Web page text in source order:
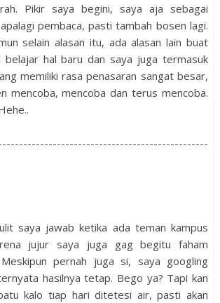
Pikir saya begini, saya aja sebagai
pembaca, pasti tambah bosen lagi.
selain alasan itu, ada alasan lain buat
belajar hal baru dan saya juga termasuk
memiliki rasa penasaran sangat besar,
mencoba, mencoba dan terus mencoba.
saya jawab ketika ada teman kampus
jujur saya juga gag begitu faham
pernah juga si, saya googling
hasilnya tetap. Bego ya? Tapi kan
kalo tiap hari ditetesi air, pasti akan